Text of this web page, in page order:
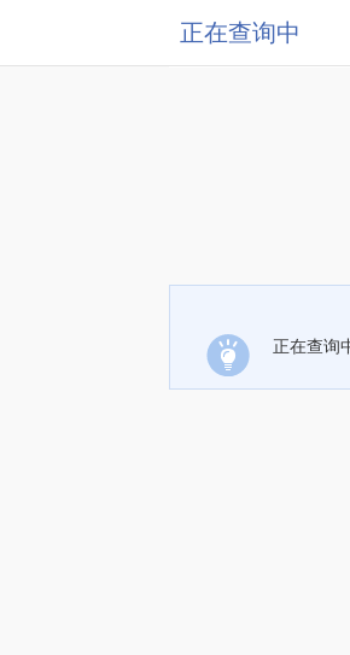
正在查询中
正在查询